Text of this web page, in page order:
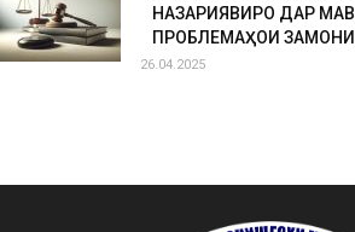
НАЗАРИЯВИРО ДАР
ПРОБЛЕМАҲОИ
26.04.2025